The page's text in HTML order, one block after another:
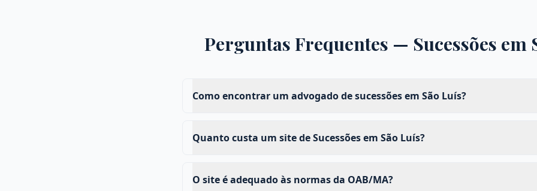
Perguntas Frequentes — Sucessões em
Como encontrar um advogado de sucessões em São Luís?
Quanto custa um site de Sucessões em São Luís?
O site é adequado às normas da OAB/MA?